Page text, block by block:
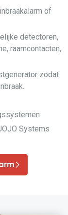
of
detectoren,
raamcontacten,
zodat
Systems